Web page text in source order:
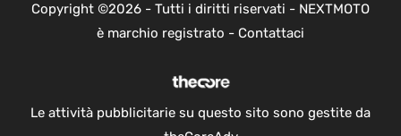
Copyright ©2026 - Tutti i diritti riservati - NEXTMOTO
è marchio registrato - Contattaci
Le attività pubblicitarie su questo sito sono gestite da